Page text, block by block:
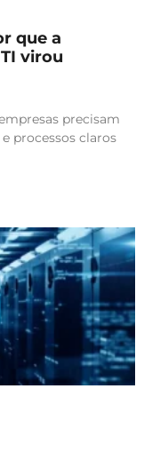
que a
virou
precisam
processos claros